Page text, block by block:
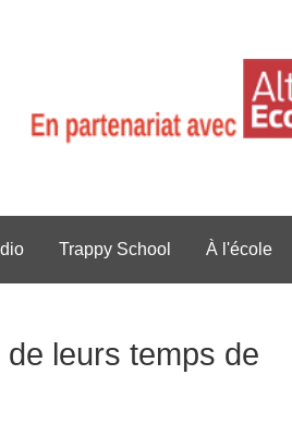
Trappy School À l'école
leurs temps de